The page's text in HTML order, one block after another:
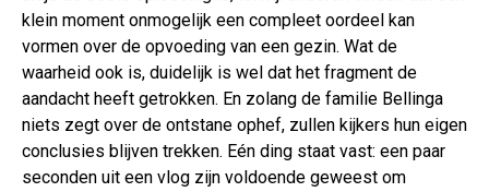
klein moment onmogelijk een compleet oordeel kan
vormen over de opvoeding van een gezin. Wat de
waarheid ook is, duidelijk is wel dat het fragment de
aandacht heeft getrokken. En zolang de familie Bellinga
niets zegt over de ontstane ophef, zullen kijkers hun eigen
conclusies blijven trekken. Eén ding staat vast: een paar
seconden uit een vlog zijn voldoende geweest om